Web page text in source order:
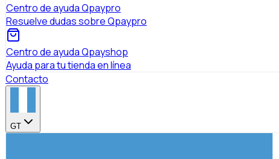
Centro de ayuda Qpaypro
Resuelve dudas sobre Qpaypro
Centro de ayuda Qpayshop
Ayuda para tu tienda en línea
Contacto
GT